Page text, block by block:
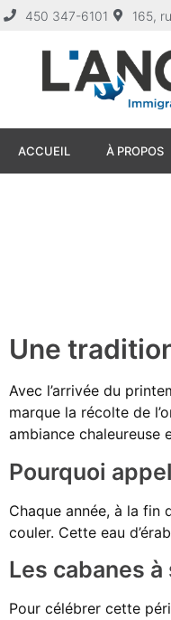
450 347-6101 165,
ACCUEIL À PROPOS
Une
Avec l’arrivée du
marque la récolte de
ambiance chaleureuse
Pourquoi
Chaque année, à la fin
couler. Cette eau
Les cabanes
Pour célébrer cette